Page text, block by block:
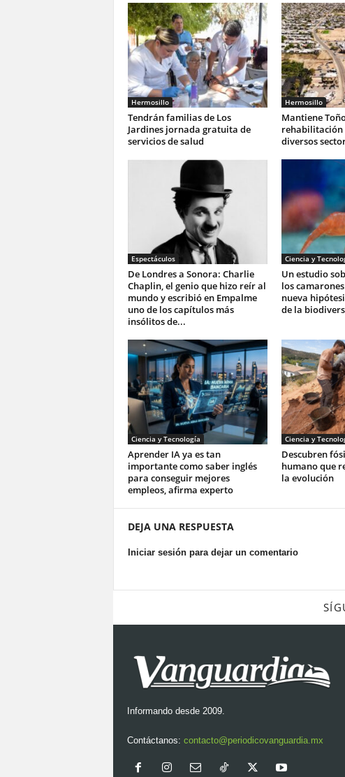
Hermosillo
Tendrán familias de Los
Jardines jornada gratuita de
servicios de salud
Hermosillo
Mantiene
rehabilitación
diversos
Espectáculos
De Londres a Sonora: Charlie
Chaplin, el genio que hizo reír al
mundo y escribió en Empalme
uno de los capítulos más
insólitos de...
Ciencia y
Un estudio
los
nueva
de la
Ciencia y Tecnología
Aprender IA ya es tan
importante como saber inglés
para conseguir mejores
empleos, afirma experto
Ciencia y
Descubren
humano que
la evolución
DEJA UNA RESPUESTA
Iniciar sesión para dejar un comentario
Informando desde 2009.
Contáctanos: contacto@periodicovanguardia.mx